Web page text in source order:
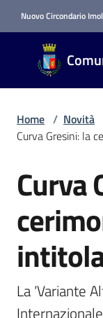
Nuovo Circondario
Comune
di Imola
RETE
Novità
Menu
Servizi
Vivere
Imola
Home / Novità
Curva Gresini: la
Salta al contenuto
Curva
La ‘Variante